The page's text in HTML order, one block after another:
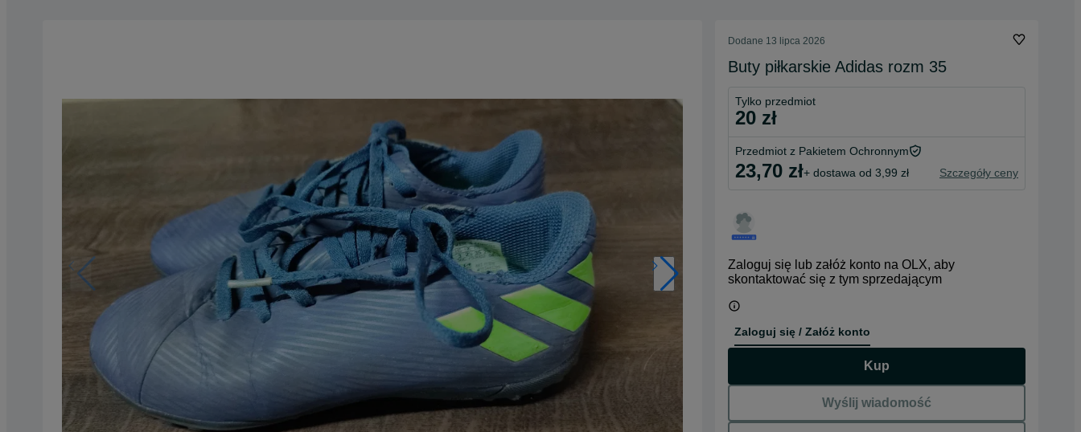
Dodane 13 lipca 2026
Buty piłkarskie Adidas rozm 35
Tylko przedmiot
20 zł
Przedmiot z Pakietem Ochronnym
23,70 zł+ dostawa od 3,99 zł Szczegóły ceny
Zaloguj się lub załóż konto na OLX, aby
skontaktować się z tym sprzedającym
Zaloguj się / Załóż konto
Kup
Wyślij wiadomość